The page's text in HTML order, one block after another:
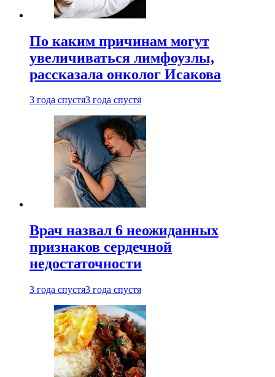
По каким причинам могут
увеличиваться лимфоузлы,
рассказала онколог Исакова
3 года спустя3 года спустя
Врач назвал 6 неожиданных
признаков сердечной
недостаточности
3 года спустя3 года спустя